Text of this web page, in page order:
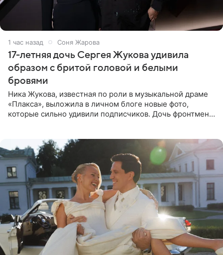
1 час назад Соня Жарова
17-летняя дочь Сергея Жукова удивила
образом с бритой головой и белыми
бровями
Ника Жукова, известная по роли в музыкальной драме
«Плакса», выложила в личном блоге новые фото,
которые сильно удивили подписчиков. Дочь фронтмена